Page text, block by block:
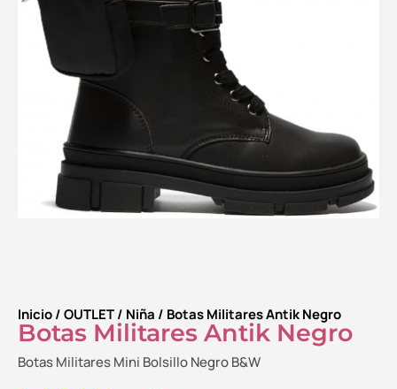
Inicio/OUTLET/ Niña / Botas Militares Antik Negro
Botas Militares Antik Negro
Botas Militares Mini Bolsillo Negro B&W